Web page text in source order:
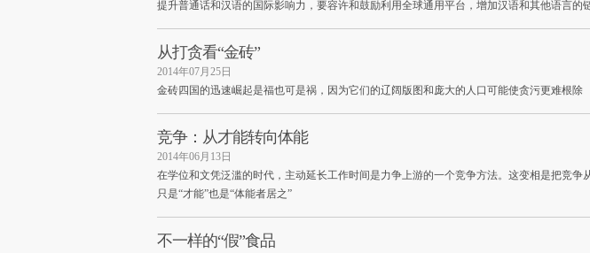
提升普通话和汉语的国际影响力，要容许和鼓励利用全球通用平台，增加汉语和其他语言的
从打贪看“金砖”
2014年07月25日
金砖四国的迅速崛起是福也可是祸，因为它们的辽阔版图和庞大的人口可能使贪污更难根除
竞争：从才能转向体能
2014年06月13日
在学位和文凭泛滥的时代，主动延长工作时间是力争上游的一个竞争方法。这变相是把竞争
只是“才能”也是“体能者居之”
不一样的“假”食品